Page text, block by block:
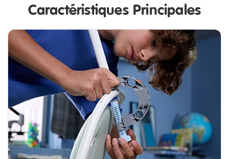
Caractéristiques Principales